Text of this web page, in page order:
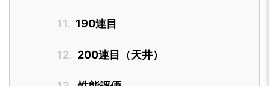
11. 190連目
12. 200連目（天井）